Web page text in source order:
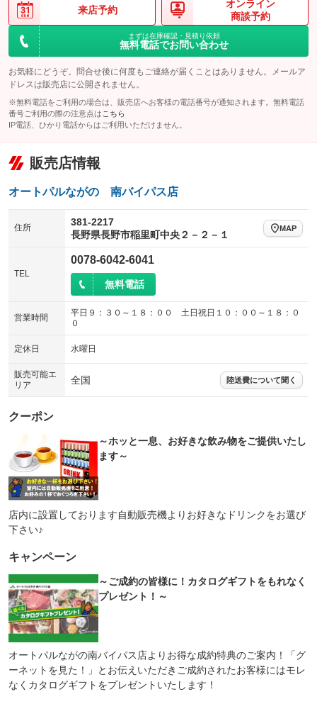
100V電源 クリーンディーゼル
：装備なし
センターデフロック
：装備なし
ラジコン付き
：装備なし フックイン付き
：装備なし
アームロール
：装備なし
アーム式
：装備なし 後輪ダブル
：装備なし
三方開 ラッシングレール
サイドドア
：装備なし
レンタカーアップ
：装備なし 展示・試乗車
：装備なし
電動格納ミラー
：装備あり
バックカメラ ETC
：装備なし
エアロ
：装備なし スマートキー
：装備なし
ローダウン ランフラットタイヤ
パワーシート
：装備なし
ベンチシート
：装備なし フルフラットシート
電動格納サードシート
：装備なし
：装備なし
シートエアコン
：装備なし 全周囲カメラ
：装備なし
サイドカメラ
：装備なし
エアサスペンション
来店予約
オンライン
商談予約
まずは在庫確認・見積り依頼
無料電話でお問い合わせ
お気軽にどうぞ。問合せ後に何度もご連絡が届くことはありません。メールア
ドレスは販売店に公開されません。
※無料電話をご利用の場合は、販売店へお客様の電話番号が通知されます。無料電話
番号ご利用の際の注意点は こちら
IP電話、ひかり電話からはご利用いただけません。
販売店情報
オートパルながの 南バイパス店
住所
381-2217
長野県長野市稲里町中央２－２－１
MAP
TEL
0078-6042-6041
無料電話
営業時間
平日９：３０～１８：００ 土日祝日１０：００～１８：０
０
定休日 水曜日
販売可能エ
リア
全国 陸送費について聞く
クーポン
～ホッと一息、お好きな飲み物をご提供いたし
ます～
店内に設置しております自動販売機よりお好きなドリンクをお選び
下さい♪
キャンペーン
～ご成約の皆様に！カタログギフトをもれなく
プレゼント！～
オートパルながの南バイパス店よりお得な成約特典のご案内！「グ
ーネットを見た！」とお伝えいただきご成約されたお客様にはモレ
なくカタログギフトをプレゼントいたします！